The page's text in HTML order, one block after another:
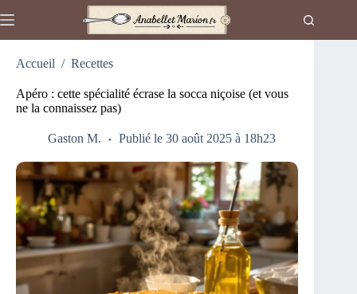
au
Accueil / Recettes
Apéro : cette spécialité écrase la socca niçoise (et vous
ne la connaissez pas)
Gaston M. Publié le 30 août 2025 à 18h23